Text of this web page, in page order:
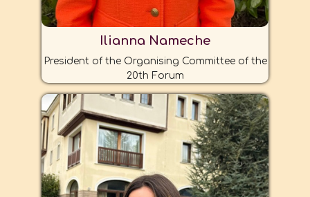
Ilianna Nameche
President of the Organising Committee of the
20th Forum